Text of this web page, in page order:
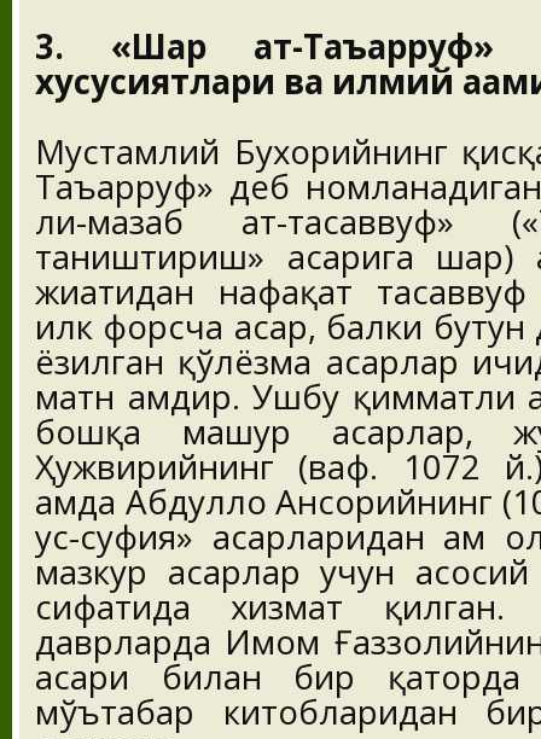
3. «Шарҳ ат-Таъарруф»
хусусиятлари ва илмий
Мустамлий Бухорийнинг
Таъарруф» деб
ли-мазҳаб ат-тасаввуф»
таништириш» асарига шарҳ)
жиҳатидан нафақат
илк форсча асар, балки
ёзилган қўлёзма асарлар
матн ҳамдир. Ушбу қимматли
бошқа машҳур асарлар,
Ҳужвирийнинг (ваф. 1072
ҳамда Абдуллоҳ Ансорийнинг
ус-суфия» асарларидан ҳам
мазкур асарлар учун
сифатида хизмат
даврларда Имом
асари билан бир қаторда
мўътабар китобларидан